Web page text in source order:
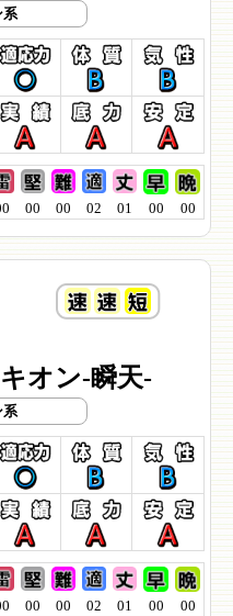
系
00 00 02 01 00 00
オン-瞬天-
系
00 00 02 01 00 00